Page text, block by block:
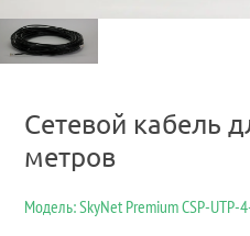
Сетевой кабель
метров
Модель: SkyNet Premium CSP-UTP-